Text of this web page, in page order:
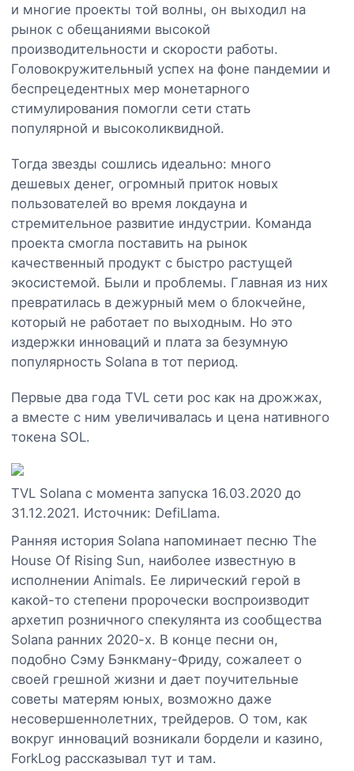
и многие проекты той волны, он выходил на
рынок с обещаниями высокой
производительности и скорости работы.
Головокружительный успех на фоне пандемии и
беспрецедентных мер монетарного
стимулирования помогли сети стать
популярной и высоколиквидной.
Тогда звезды сошлись идеально: много
дешевых денег, огромный приток новых
пользователей во время локдауна и
стремительное развитие индустрии. Команда
проекта смогла поставить на рынок
качественный продукт с быстро растущей
экосистемой. Были и проблемы. Главная из них
превратилась в дежурный мем о блокчейне,
который не работает по выходным. Но это
издержки инноваций и плата за безумную
популярность Solana в тот период.
Первые два года TVL сети рос как на дрожжах,
а вместе с ним увеличивалась и цена нативного
токена SOL.
TVL Solana с момента запуска 16.03.2020 до
31.12.2021. Источник: DefiLlama.
Ранняя история Solana напоминает песню The
House Of Rising Sun, наиболее известную в
исполнении Animals. Ее лирический герой в
какой-то степени пророчески воспроизводит
архетип розничного спекулянта из сообщества
Solana ранних 2020-х. В конце песни он,
подобно Сэму Бэнкману-Фриду, сожалеет о
своей грешной жизни и дает поучительные
советы матерям юных, возможно даже
несовершеннолетних, трейдеров. О том, как
вокруг инноваций возникали бордели и казино,
ForkLog рассказывал тут и там.